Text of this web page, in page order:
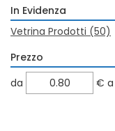
In Evidenza
Vetrina Prodotti (50)
Prezzo
filtra
da € a